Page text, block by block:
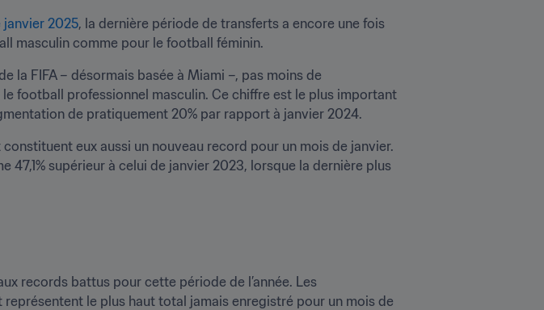
2025, la dernière période de transferts a encore une fois
masculin comme pour le football féminin.
la FIFA – désormais basée à Miami –, pas moins de
football professionnel masculin. Ce chiffre est le plus important
de pratiquement 20% par rapport à janvier 2024.
eux aussi un nouveau record pour un mois de janvier.
47,1% supérieur à celui de janvier 2023, lorsque la dernière plus
records battus pour cette période de l’année. Les
représentent le plus haut total jamais enregistré pour un mois de